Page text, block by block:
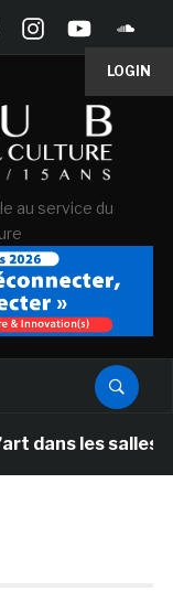
LOGIN
au service du
les salles de